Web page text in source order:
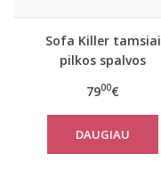
Sofa Killer tamsiai
pilkos spalvos
7900€
DAUGIAU